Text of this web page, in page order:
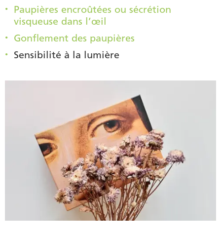
Paupières encroûtées ou sécrétion
visqueuse dans l’œil
Gonflement des paupières
Sensibilité à la lumière